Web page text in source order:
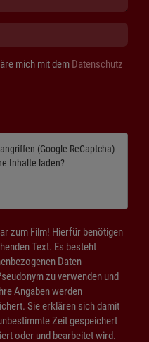
mich mit dem Datenschutz
(Google ReCaptcha)
Inhalte laden?
zum Film! Hierfür benötigen
Text. Es besteht
Daten
zu verwenden und
Angaben werden
Sie erklären sich damit
Zeit gespeichert
oder und bearbeitet wird.